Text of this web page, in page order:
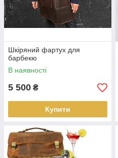
Шкіряний фартух для
барбекю
В наявності
5 500 ₴
Купити